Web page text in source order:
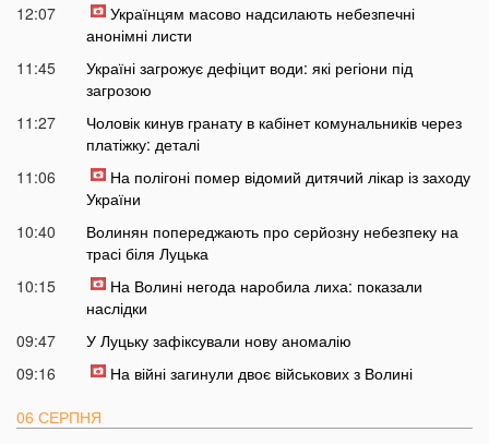
12:07
Українцям масово надсилають небезпечні
анонімні листи
11:45
Україні загрожує дефіцит води: які регіони під
загрозою
11:27
Чоловік кинув гранату в кабінет комунальників через
платіжку: деталі
11:06
На полігоні помер відомий дитячий лікар із заходу
України
10:40
Волинян попереджають про серйозну небезпеку на
трасі біля Луцька
10:15
На Волині негода наробила лиха: показали
наслідки
09:47
У Луцьку зафіксували нову аномалію
09:16
На війні загинули двоє військових з Волині
06 СЕРПНЯ